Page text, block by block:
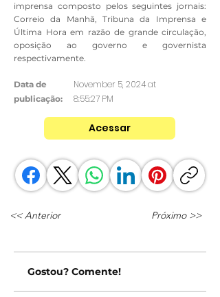
imprensa composto pelos seguintes jornais:
Correio da Manhã, Tribuna da Imprensa e
Última Hora em razão de grande circulação,
oposição ao governo e governista
respectivamente.
Data de
publicação:
November 5, 2024 at
8:55:27 PM
Acessar
<< Anterior Próximo >>
Gostou? Comente!